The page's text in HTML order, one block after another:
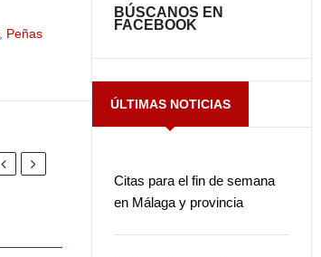
Peñas
BÚSCANOS EN
FACEBOOK
ÚLTIMAS NOTICIAS
Citas para el fin de semana
en Málaga y provincia